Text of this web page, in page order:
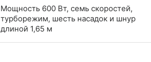
Мощность 600 Вт, семь скоростей,
турборежим, шесть насадок и шнур
длиной 1,65 м